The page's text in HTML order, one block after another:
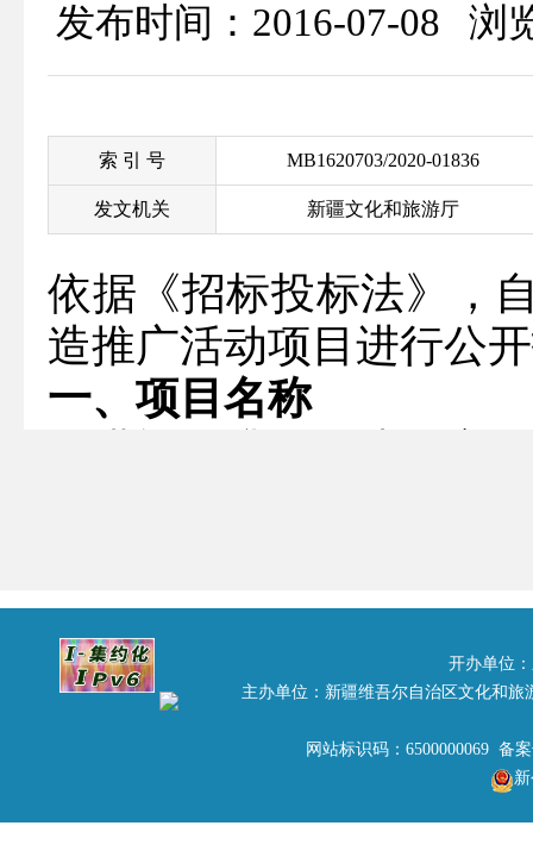
发布时间：2016-07-08 浏
索 引 号 MB1620703/2020-01836
发文机关 新疆文化和旅游厅
依据《招标投标法》，
造推广活动项目进行公
一、项目名称
三、招标人名称
新疆维吾尔自治区旅游
地 址：乌鲁木齐市金银
联系人及联系方式：
自治区旅游局招标办公
开办单位
主办单位：新疆维吾尔自治区文化和
网站标识码：6500000069 备